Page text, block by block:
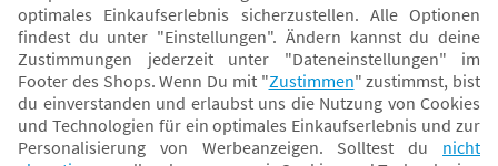
* Alle Preise inkl. MwSt. und ggf. zzgl.Versandkosten. Der dargestellte Preis gilt -
abhängig von der von dir gewählten Option - im BabyOne-Onlineshop oder bei